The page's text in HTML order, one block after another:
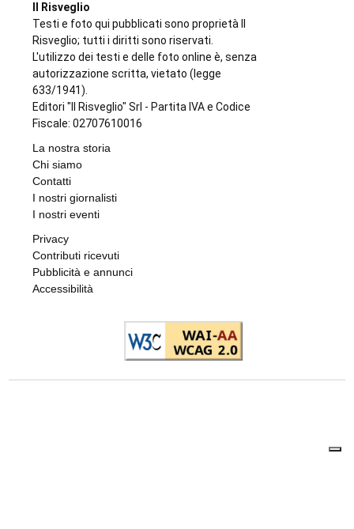
Il Risveglio
Testi e foto qui pubblicati sono proprietà Il
Risveglio; tutti i diritti sono riservati.
L'utilizzo dei testi e delle foto online è, senza
autorizzazione scritta, vietato (legge
633/1941).
Editori "Il Risveglio" Srl - Partita IVA e Codice
Fiscale: 02707610016
La nostra storia
Chi siamo
Contatti
I nostri giornalisti
I nostri eventi
Privacy
Contributi ricevuti
Pubblicità e annunci
Accessibilità